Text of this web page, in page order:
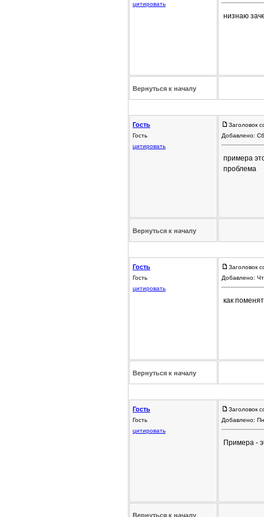
цитировать
низнаю
Вернуться к началу
Гость
Гость
цитировать
Заголовок
Добавлено:
примера
проблема
Вернуться к началу
Гость
Гость
цитировать
Заголовок
Добавлено:
как
Вернуться к началу
Гость
Гость
цитировать
Заголовок
Добавлено:
Примера -
Вернуться к началу